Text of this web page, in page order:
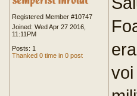
Registered Member #10747
Joined: Wed Apr 27 2016,
11:11PM
Posts: 1
Thanked 0 time in 0 post